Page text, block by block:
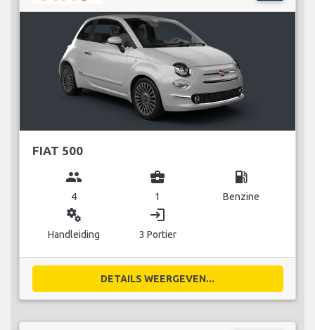
FIAT 500
group
4
business_center
1
local_gas_station
Benzine
miscellaneous_services
Handleiding
login
3 Portier
DETAILS WEERGEVEN...